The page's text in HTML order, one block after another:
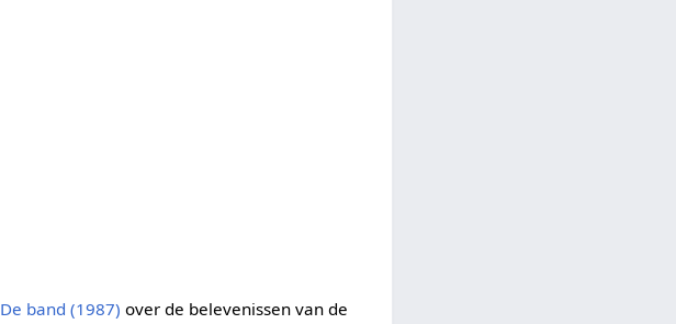
De band (1987) over de belevenissen van de